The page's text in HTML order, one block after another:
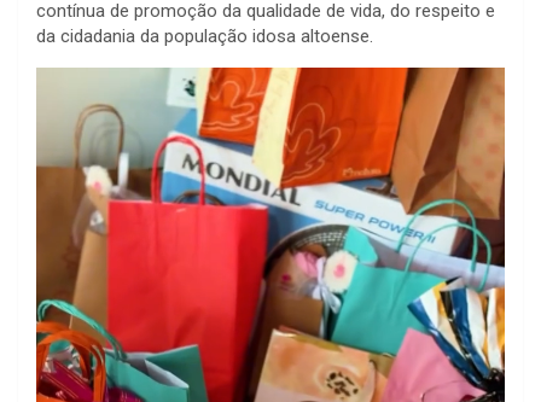
contínua de promoção da qualidade de vida, do respeito e
da cidadania da população idosa altoense.